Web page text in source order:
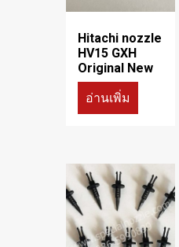
Hitachi nozzle
HV15 GXH
Original New
อ่านเพิ่ม